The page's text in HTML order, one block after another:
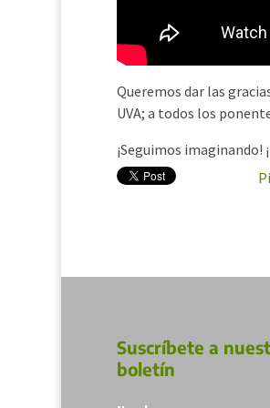
Queremos dar las
UVA; a todos los
¡Seguimos imaginando!
Suscríbete a
boletín